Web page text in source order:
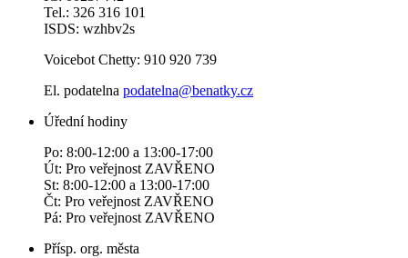
Tel.: 326 316 101
ISDS: wzhbv2s
Voicebot Chetty: 910 920 739
El. podatelna podatelna@benatky.cz
Úřední hodiny
Po: 8:00-12:00 a 13:00-17:00
Út: Pro veřejnost ZAVŘENO
St: 8:00-12:00 a 13:00-17:00
Čt: Pro veřejnost ZAVŘENO
Pá: Pro veřejnost ZAVŘENO
Přísp. org. města